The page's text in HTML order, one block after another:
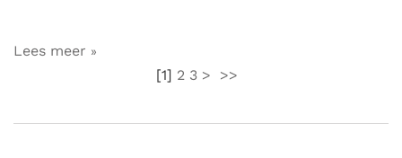
Lees meer
[1] 2 3 > >>